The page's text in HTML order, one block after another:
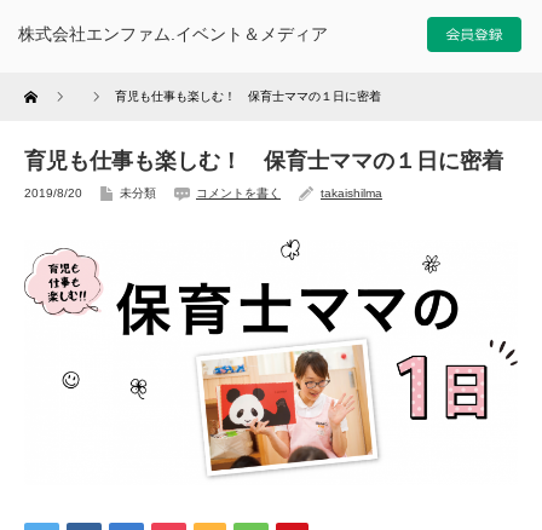
株式会社エンファム.イベント＆メディア
Home 育児も仕事も楽しむ！ 保育士ママの１日に密着
育児も仕事も楽しむ！ 保育士ママの１日に密着
2019/8/20 未分類 コメントを書く takaishilma